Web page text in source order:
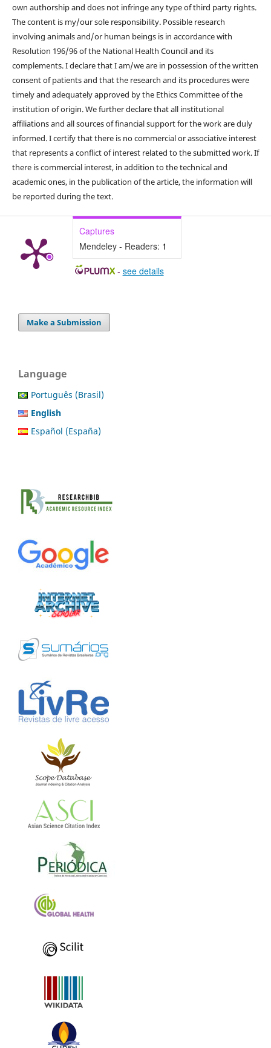
own authorship and does not infringe any type of third party rights.
The content is my/our sole responsibility. Possible research
involving animals and/or human beings is in accordance with
Resolution 196/96 of the National Health Council and its
complements. I declare that I am/we are in possession of the written
consent of patients and that the research and its procedures were
timely and adequately approved by the Ethics Committee of the
institution of origin. We further declare that all institutional
affiliations and all sources of financial support for the work are duly
informed. I certify that there is no commercial or associative interest
that represents a conflict of interest related to the submitted work. If
there is commercial interest, in addition to the technical and
academic ones, in the publication of the article, the information will
be reported during the text.
Captures
Mendeley - Readers: 1
- see details
Make a Submission
Language
Português (Brasil)
English
Español (España)